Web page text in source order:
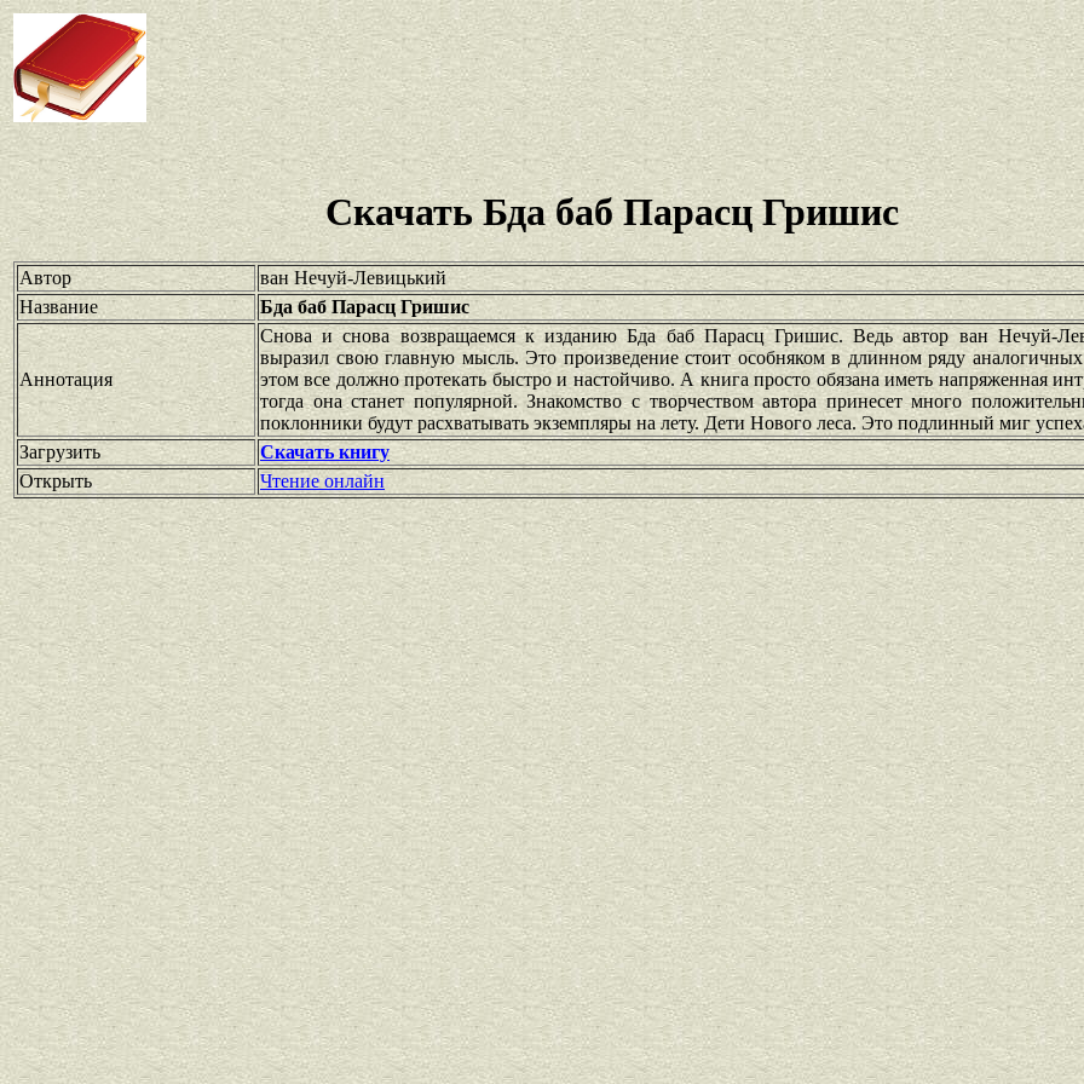
Скачать Бда баб Парасц Гришис
Автор
ван Нечуй-Левицький
Название
Бда баб Парасц Гришис
Аннотация
Снова и снова возвращаемся к изданию Бда баб Парасц Гришис. Ведь автор ван Нечуй-
выразил свою главную мысль. Это произведение стоит особняком в длинном ряду
этом все должно протекать быстро и настойчиво. А книга просто обязана иметь напряженная
тогда она станет популярной. Знакомство с творчеством автора принесет много
поклонники будут расхватывать экземпляры на лету. Дети Нового леса. Это подлинный миг
Загрузить
Скачать книгу
Открыть
Чтение онлайн